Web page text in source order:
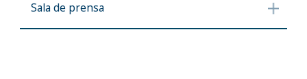
Sala de prensa